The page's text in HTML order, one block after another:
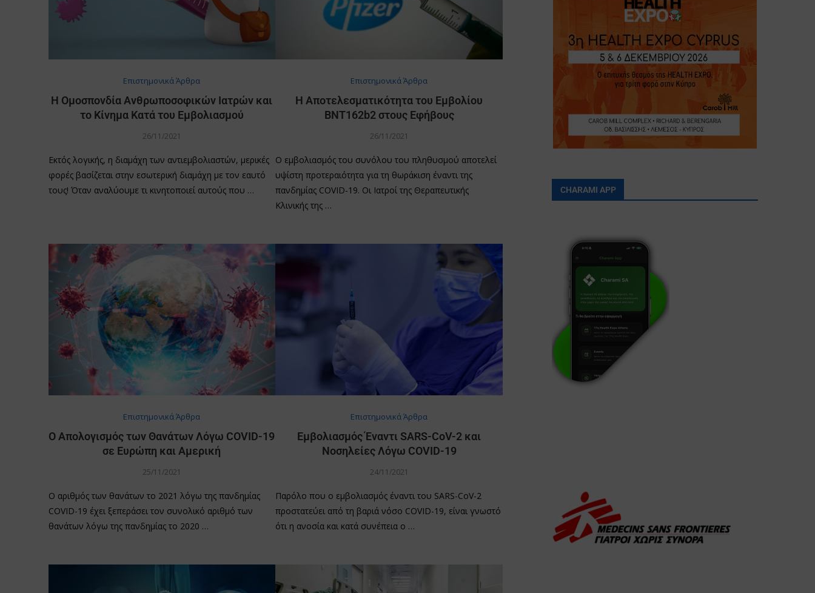
Επιστημονικά Άρθρα
Η Ομοσπονδία Ανθρωποσοφικών Ιατρών και
το Κίνημα Κατά του Εμβολιασμού
26/11/2021
Εκτός λογικής, η διαμάχη των αντιεμβολιαστών, μερικές
φορές βασίζεται στην εσωτερική διαμάχη με τον εαυτό
τους! Όταν αναλύουμε τι κινητοποιεί αυτούς που …
Επιστημονικά Άρθρα
Η Αποτελεσματικότητα του Εμβολίου
BNT162b2 στους Εφήβους
26/11/2021
Ο εμβολιασμός του συνόλου του πληθυσμού αποτελεί
υψίστη προτεραιότητα για τη θωράκιση έναντι της
πανδημίας COVID-19. Οι Ιατροί της Θεραπευτικής
Κλινικής της …
Επιστημονικά Άρθρα
Ο Απολογισμός των Θανάτων Λόγω COVID-19
σε Ευρώπη και Αμερική
25/11/2021
Ο αριθμός των θανάτων το 2021 λόγω της πανδημίας
COVID-19 έχει ξεπεράσει τον συνολικό αριθμό των
θανάτων λόγω της πανδημίας το 2020 …
Επιστημονικά Άρθρα
Εμβολιασμός Έναντι SARS-CoV-2 και
Νοσηλείες Λόγω COVID-19
24/11/2021
Παρόλο που ο εμβολιασμός έναντι του SARS-CoV-2
προστατεύει από τη βαριά νόσο COVID-19, είναι γνωστό
ότι η ανοσία και κατά συνέπεια ο …
CHARAMI APP